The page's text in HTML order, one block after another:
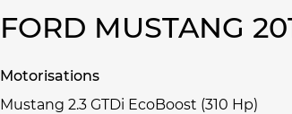
FORD MUSTANG
Motorisations
Mustang 2.3 GTDi EcoBoost (310 Hp)